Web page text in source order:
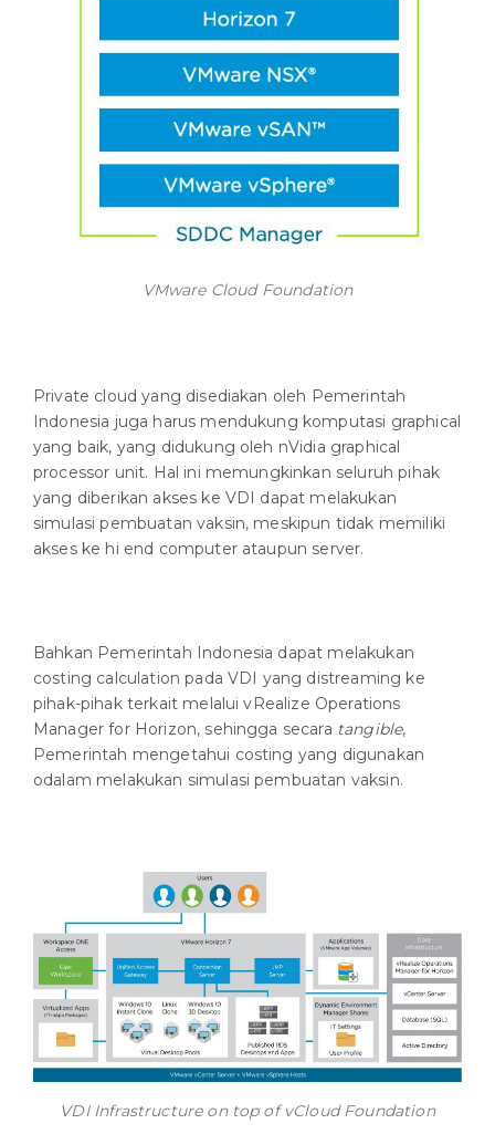
VMware Cloud Foundation
Private cloud yang disediakan oleh Pemerintah
Indonesia juga harus mendukung komputasi graphical
yang baik, yang didukung oleh nVidia graphical
processor unit. Hal ini memungkinkan seluruh pihak
yang diberikan akses ke VDI dapat melakukan
simulasi pembuatan vaksin, meskipun tidak memiliki
akses ke hi end computer ataupun server.
Bahkan Pemerintah Indonesia dapat melakukan
costing calculation pada VDI yang distreaming ke
pihak-pihak terkait melalui vRealize Operations
Manager for Horizon, sehingga secara tangible,
Pemerintah mengetahui costing yang digunakan
odalam melakukan simulasi pembuatan vaksin.
VDI Infrastructure on top of vCloud Foundation